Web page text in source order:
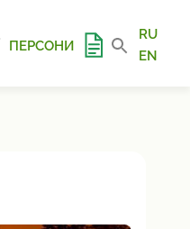
ПЕРСОНИ
RU
EN